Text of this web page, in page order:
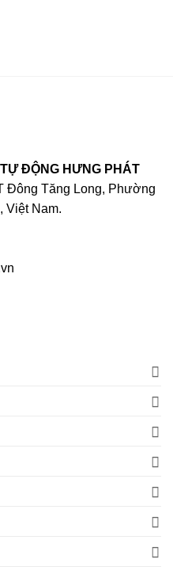
ĐỘNG HƯNG PHÁT
Tăng Long, Phường
Việt Nam.